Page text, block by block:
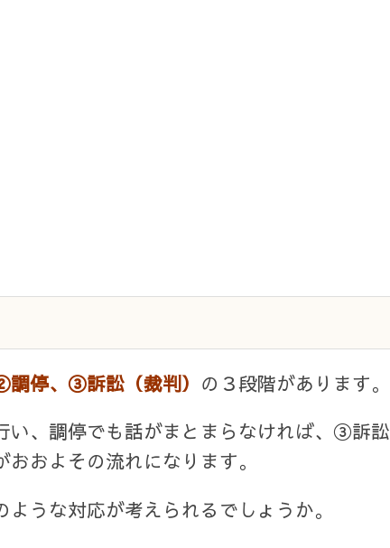
停、③訴訟（裁判） の３段階があります。
、調停でも話がまとまらなければ、③訴訟
およその流れになります。
うな対応が考えられるでしょうか。